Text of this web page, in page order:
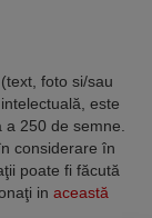
foto si/sau
este
250 de semne.
considerare în
poate fi făcută
in această